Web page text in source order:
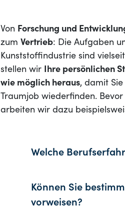
Von Forschung und
zum Vertrieb: Die Aufgaben
Kunststoffindustrie sind
stellen wir Ihre persönlichen
wie möglich heraus, damit
Traumjob wiederfinden.
arbeiten wir dazu
Welche
Können Sie
vorweisen?